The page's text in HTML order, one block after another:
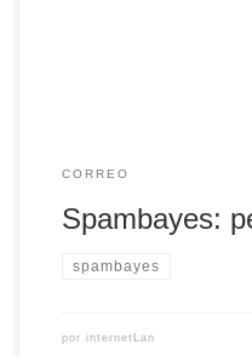
CORREO
Spambayes:
spambayes
por internetLan